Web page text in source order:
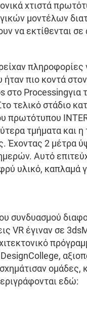
χτιστά
μοντέλων
να εκτίθενται
πιο κοντά
Processingγια
τελικό στάδιο
πρωτότυπου
τμήματα και
Έχοντας 2 μέτρα
Αυτό
υλικό, καπλαμά
συνδυασμού
VR έγιναν σε
εδώ: